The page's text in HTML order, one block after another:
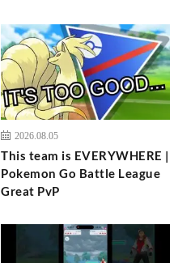
2026.08.05
This team is EVERYWHERE |
Pokemon Go Battle League
Great PvP